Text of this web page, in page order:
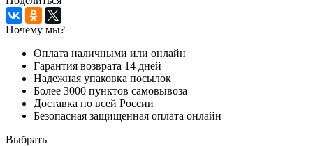
Почему мы?
Оплата наличными или онлайн
Гарантия возврата 14 дней
Надежная упаковка посылок
Более 3000 пунктов самовывоза
Доставка по всей России
Безопасная защищенная оплата онлайн
Выбрать